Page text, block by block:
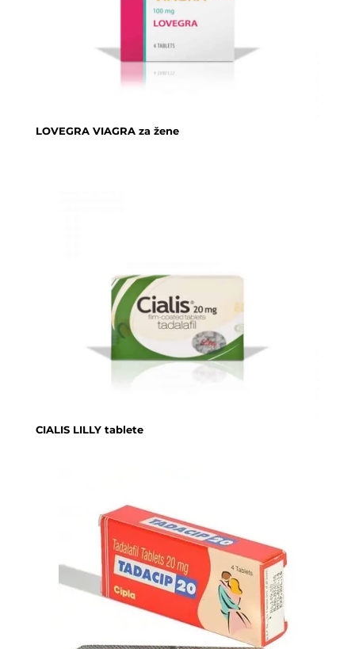
LOVEGRA VIAGRA za žene
CIALIS LILLY tablete